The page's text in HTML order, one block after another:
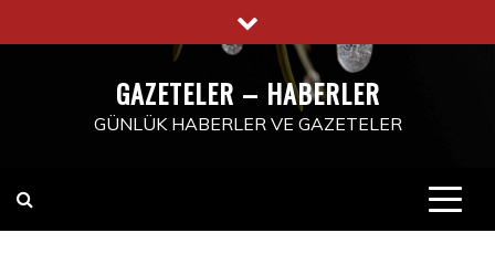
to
GAZETELER – HABERLER
GÜNLÜK HABERLER VE GAZETELER